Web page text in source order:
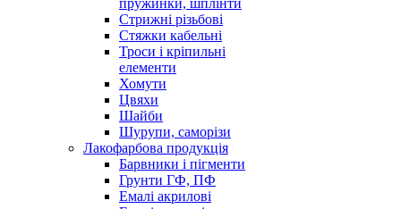
пружинки, шплінти
Стрижні різьбові
Стяжки кабельні
Троси і кріпильні
елементи
Хомути
Цвяхи
Шайби
Шурупи, саморізи
Лакофарбова продукція
Барвники і пігменти
Грунти ГФ, ПФ
Емалі акрилові